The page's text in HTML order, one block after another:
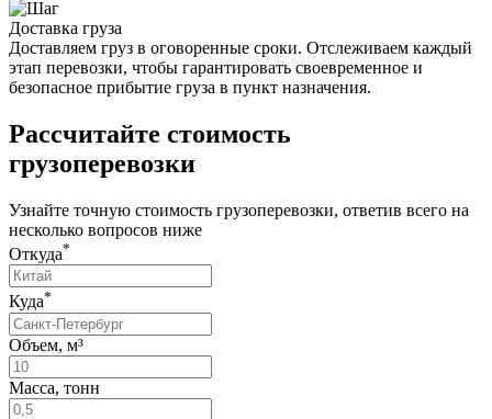
Доставка груза
Доставляем груз в оговоренные сроки. Отслеживаем каждый
этап перевозки, чтобы гарантировать своевременное и
безопасное прибытие груза в пункт назначения.
Рассчитайте стоимость
грузоперевозки
Узнайте точную стоимость грузоперевозки, ответив всего на
несколько вопросов ниже
Откуда*
Куда*
Объем, м³
Масса, тонн